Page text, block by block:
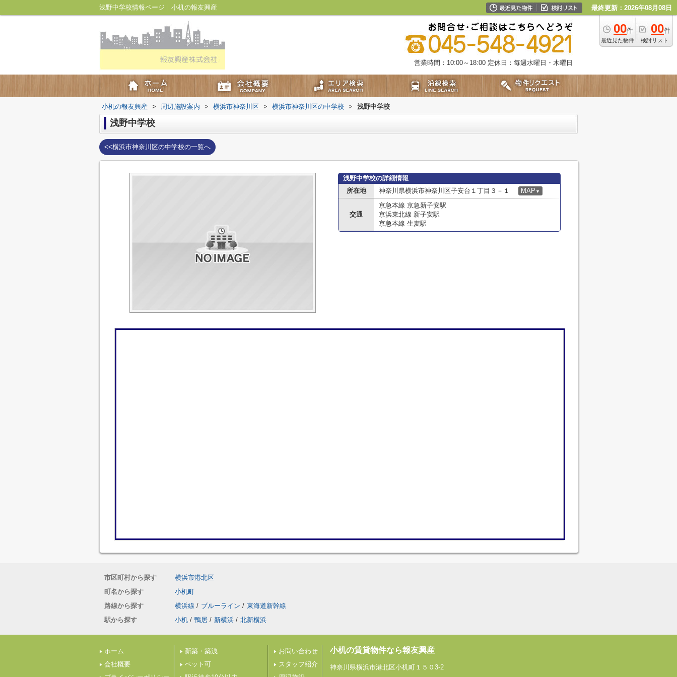
浅野中学校情報ページ｜小机の報友興産 最終更新：2026年08月08日
00件
最近見た物件
00件
検討リスト
営業時間：10:00～18:00 定休日：毎週水曜日・木曜日
小机の報友興産 > 周辺施設案内 > 横浜市神奈川区 > 横浜市神奈川区の中学校 > 浅野中学校
浅野中学校
<<横浜市神奈川区の中学校の一覧へ
浅野中学校の詳細情報
所在地
神奈川県横浜市神奈川区子安台１丁目３－１ MAP ▼
交通
京急本線 京急新子安駅
京浜東北線 新子安駅
京急本線 生麦駅
市区町村から探す
横浜市港北区
町名から探す
小机町
路線から探す
横浜線 / ブルーライン / 東海道新幹線
駅から探す
小机 / 鴨居 / 新横浜 / 北新横浜
ホーム
会社概要
新築・築浅
ペット可
お問い合わせ
スタッフ紹介
小机の賃貸物件なら報友興産
神奈川県横浜市港北区小机町１５０3-2